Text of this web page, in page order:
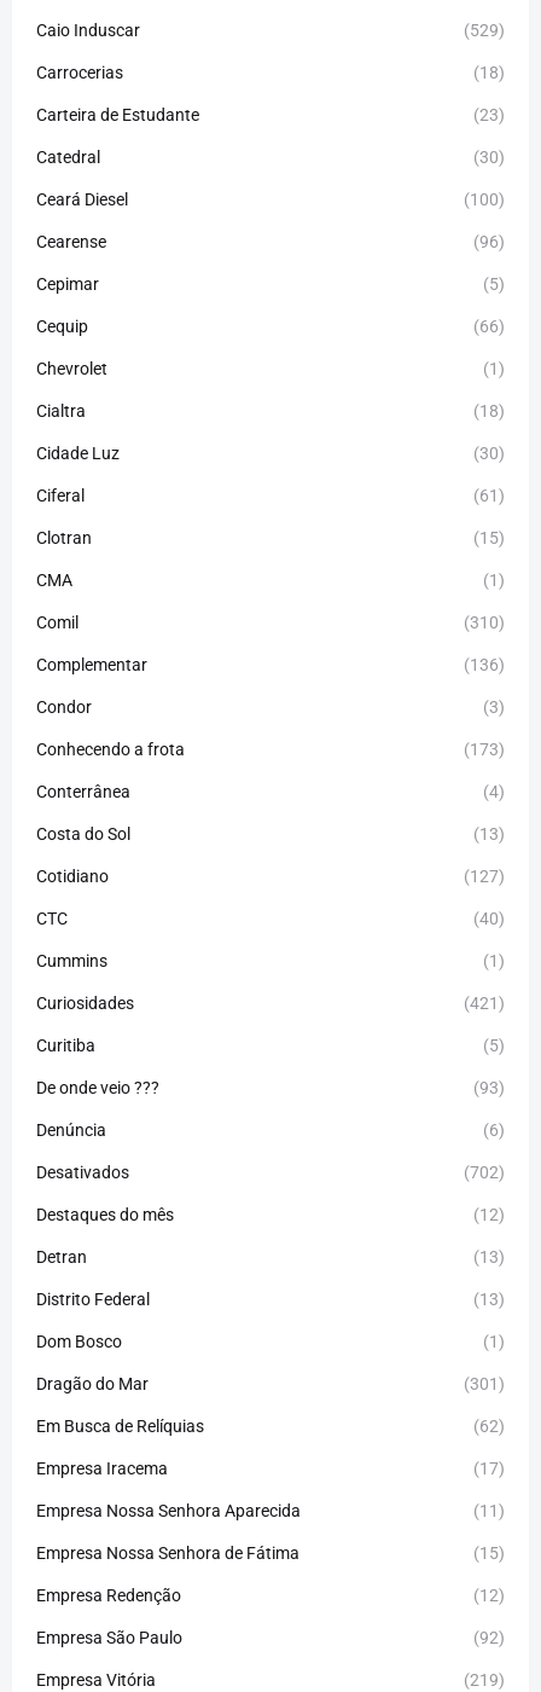
Caio Induscar (529)
Carrocerias (18)
Carteira de Estudante (23)
Catedral (30)
Ceará Diesel (100)
Cearense (96)
Cepimar (5)
Cequip (66)
Chevrolet (1)
Cialtra (18)
Cidade Luz (30)
Ciferal (61)
Clotran (15)
CMA (1)
Comil (310)
Complementar (136)
Condor (3)
Conhecendo a frota (173)
Conterrânea (4)
Costa do Sol (13)
Cotidiano (127)
CTC (40)
Cummins (1)
Curiosidades (421)
Curitiba (5)
De onde veio ??? (93)
Denúncia (6)
Desativados (702)
Destaques do mês (12)
Detran (13)
Distrito Federal (13)
Dom Bosco (1)
Dragão do Mar (301)
Em Busca de Relíquias (62)
Empresa Iracema (17)
Empresa Nossa Senhora Aparecida (11)
Empresa Nossa Senhora de Fátima (15)
Empresa Redenção (12)
Empresa São Paulo (92)
Empresa Vitória (219)